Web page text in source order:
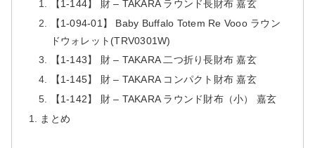
【1-144】 財 – TAKARA ラウンド長財布 嘉玄
【1-094-01】 Baby Buffalo Totem Re Vooo ラウン
ドウォレット(TRV0301W)
【1-143】 財 – TAKARA 二つ折り長財布 嘉玄
【1-145】 財 – TAKARA コンパクト財布 嘉玄
【1-142】 財 – TAKARA ラウンド財布（小） 嘉玄
まとめ